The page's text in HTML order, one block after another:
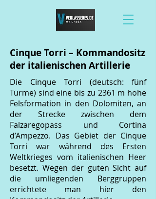
Cinque Torri – Kommandositz
der italienischen Artillerie
Die Cinque Torri (deutsch: fünf
Türme) sind eine bis zu 2361 m hohe
Felsformation in den Dolomiten, an
der Strecke zwischen dem
Falzaregopass und Cortina
d’Ampezzo. Das Gebiet der Cinque
Torri war während des Ersten
Weltkrieges vom italienischen Heer
besetzt. Wegen der guten Sicht auf
die umliegenden Berggruppen
errichtete man hier den